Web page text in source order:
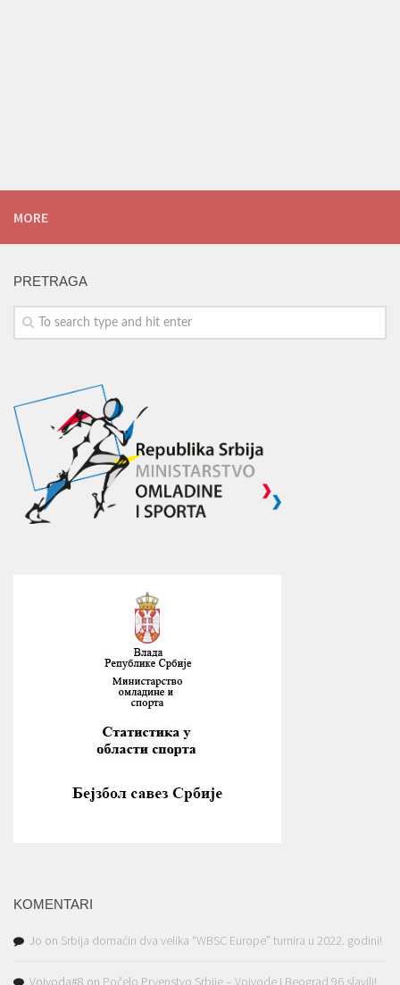
MORE
PRETRAGA
KOMENTARI
Jo on Srbija domaćin dva velika “WBSC Europe” turnira u 2022. godini!
Vojvoda#8 on Počelo Prvenstvo Srbije – Vojvode i Beograd 96 slavili!